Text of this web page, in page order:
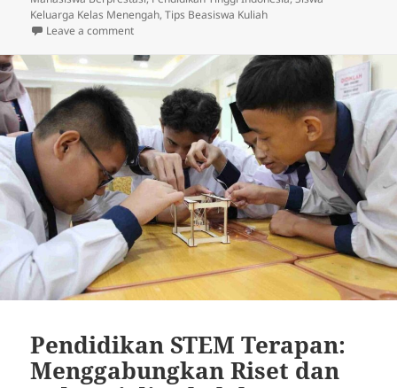
Keluarga Kelas Menengah,Tips Beasiswa Kuliah
Leave a commenton Strategi Sukses Mendapatkan Beasiswa di
Pendidikan STEM Terapan:
Menggabungkan Riset dan